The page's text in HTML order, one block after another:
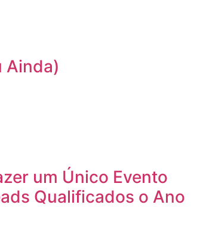
Ainda)
um Único Evento
Qualificados o Ano